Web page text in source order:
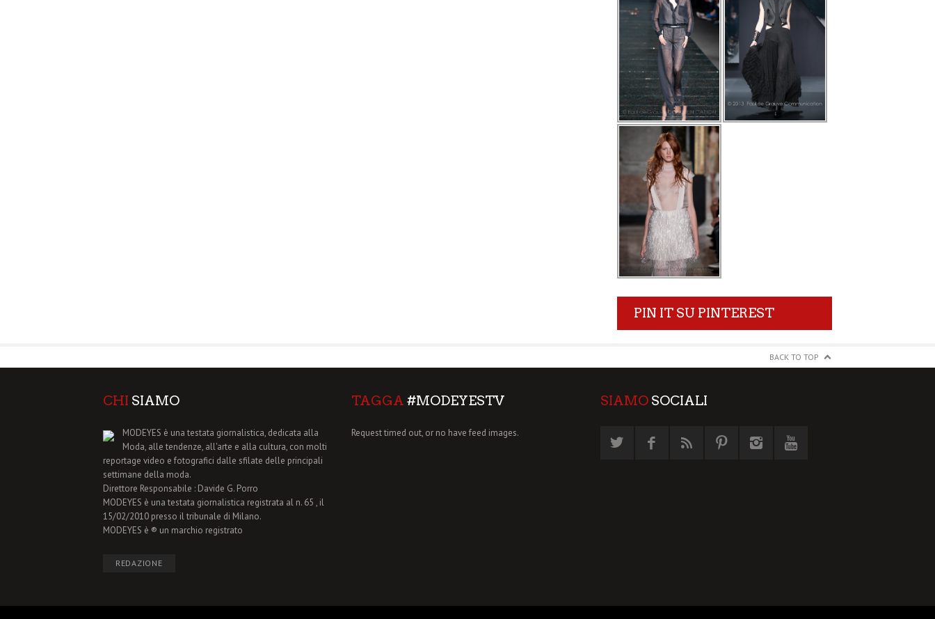
PIN IT SU PINTEREST
BACK TO TOP
CHI SIAMO
MODEYES è una testata giornalistica, dedicata alla
Moda, alle tendenze, all'arte e alla cultura, con molti
reportage video e fotografici dalle sfilate delle principali
settimane della moda.
Direttore Responsabile : Davide G. Porro
MODEYES è una testata giornalistica registrata al n. 65 , il
15/02/2010 presso il tribunale di Milano.
MODEYES è ® un marchio registrato
REDAZIONE
TAGGA #MODEYESTV
Request timed out, or no have feed images.
SIAMOSOCIALI